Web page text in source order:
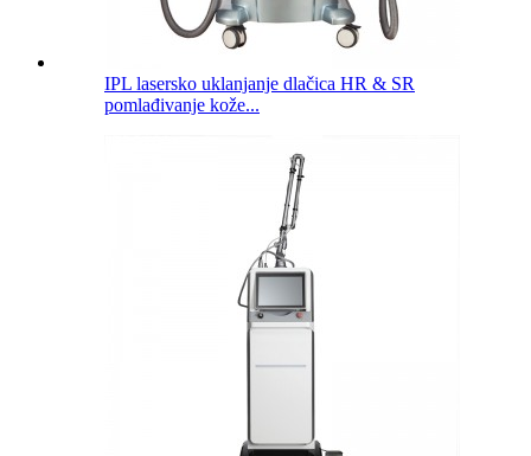
IPL lasersko uklanjanje dlačica HR & SR
pomlađivanje kože...